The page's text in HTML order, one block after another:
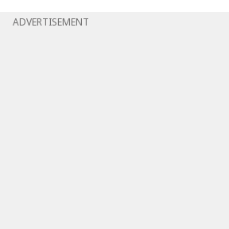
ADVERTISEMENT